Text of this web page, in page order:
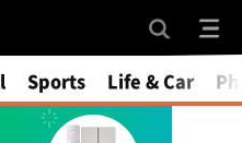
Sports Life & Car